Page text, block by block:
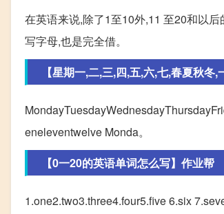
在英语来说,除了1至10外,11 至20和以
写字母,也是完全借。
【星期一,二,三,四,五,六,七,春夏秋冬
eneleventwelve Monda。
【0一20的英语单词怎么写】作业帮
1.one2.two3.three4.four5.five 6.six